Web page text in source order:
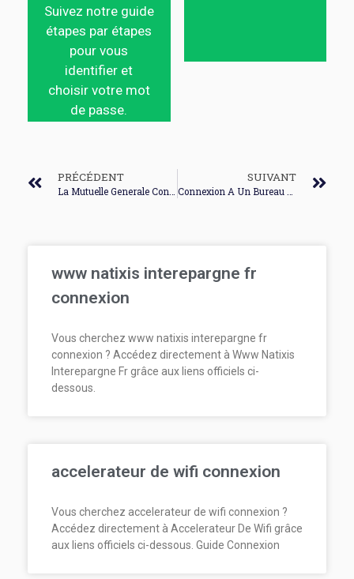
Suivez notre guide
étapes par étapes
pour vous
identifier et
choisir votre mot
de passe.
PRÉCÉDENT SUIVANT
www natixis interepargne fr
connexion
Vous cherchez www natixis interepargne fr
connexion ? Accédez directement à Www Natixis
Interepargne Fr grâce aux liens officiels ci-
dessous.
accelerateur de wifi connexion
Vous cherchez accelerateur de wifi connexion ?
Accédez directement à Accelerateur De Wifi grâce
aux liens officiels ci-dessous. Guide Connexion